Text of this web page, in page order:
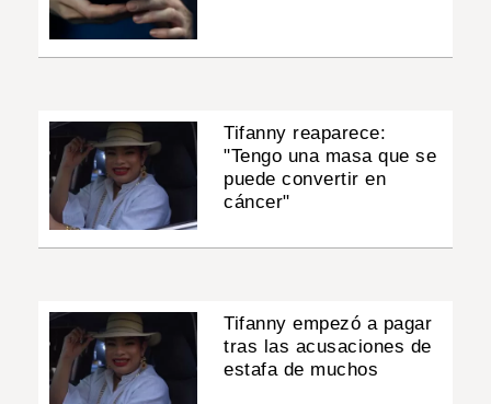
Tifanny reaparece:
"Tengo una masa que se
puede convertir en
cáncer"
Tifanny empezó a pagar
tras las acusaciones de
estafa de muchos